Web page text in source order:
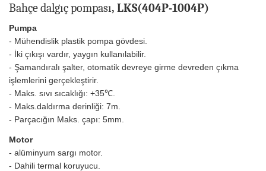
Bahçe dalgıç pompası, LKS(404P-1004P)
Pumpa
- Mühendislik plastik pompa gövdesi.
- İki çıkışı vardır, yaygın kullanılabilir.
- Şamandıralı şalter, otomatik devreye girme devreden çıkma
işlemlerini gerçekleştirir.
- Maks. sıvı sıcaklığı: +35℃.
- Maks.daldırma derinliği: 7m.
- Parçacığın Maks. çapı: 5mm.
Motor
- alüminyum sargı motor.
- Dahili termal koruyucu.